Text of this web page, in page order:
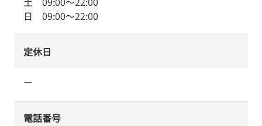
日 09:00～22:00
定休日
ー
電話番号